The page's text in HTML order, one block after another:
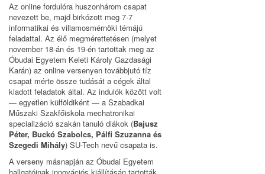
Az online fordulóra huszonhárom csapat
nevezett be, majd birkózott meg 7-7
informatikai és villamosmérnöki témájú
feladattal. Az élő megmérettetésen (melyet
november 18-án és 19-én tartottak meg az
Óbudai Egyetem Keleti Károly Gazdasági
Karán) az online versenyen továbbjutó tíz
csapat mérte össze tudását a cégek által
kiadott feladatok által. Az indulók között volt
— egyetlen külföldiként — a Szabadkai
Műszaki Szakfőiskola mechatronikai
specializáció szakán tanuló diákok (Bajusz
Péter, Buckó Szabolcs, Pálfi Szuzanna és
Szegedi Mihály) SU-Tech nevű csapata is.
A verseny másnapján az Óbudai Egyetem